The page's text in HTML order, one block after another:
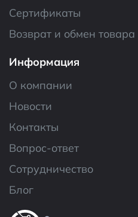
Сертификаты
Возврат и обмен товара
Информация
О компании
Новости
Контакты
Вопрос-ответ
Сотрудничество
Блог